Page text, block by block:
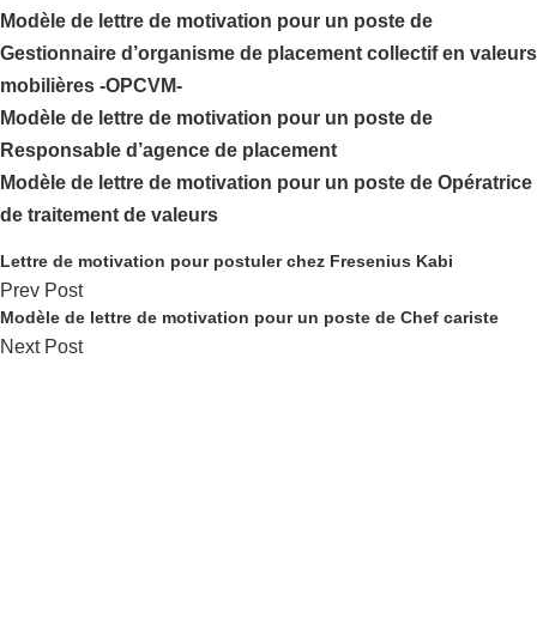
Modèle de lettre de motivation pour un poste de
Gestionnaire d’organisme de placement collectif en valeurs
mobilières -OPCVM-
Modèle de lettre de motivation pour un poste de
Responsable d’agence de placement
Modèle de lettre de motivation pour un poste de Opératrice
de traitement de valeurs
Lettre de motivation pour postuler chez Fresenius Kabi
Prev Post
Modèle de lettre de motivation pour un poste de Chef cariste
Next Post